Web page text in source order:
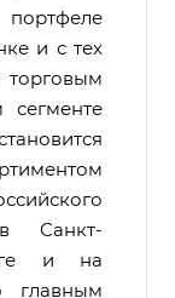
и с тех
торговым
сегменте
Санкт-
и на
главным